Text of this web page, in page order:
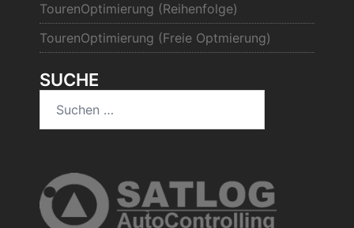
TourenOptimierung (Reihenfolge)
TourenOptimierung (Freie Optmierung)
SUCHE